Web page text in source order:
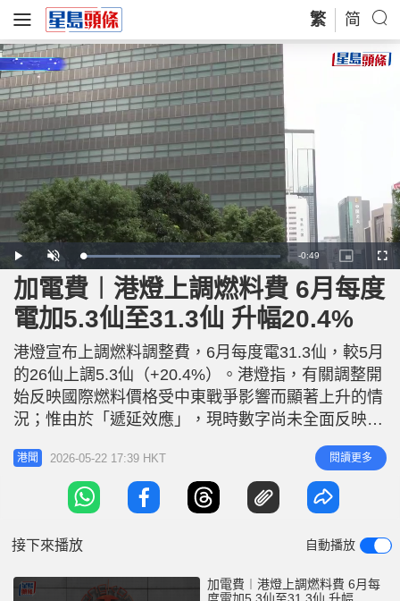
繁 简
P
l
a
y
U
n
m
u
t
L
o
a
d
e
d
:
5
9
7
3
%
R
e
m
n
i
e
-0:49
P
i
c
t
u
e
-
-
P
i
c
t
u
r
e
F
u
l
l
s
加電費︱港燈上調燃料費 6月每度
電加5.3仙至31.3仙 升幅20.4%
港燈宣布上調燃料調整費，6月每度電31.3仙，較5月
的26仙上調5.3仙（+20.4%）。港燈指，有關調整開
始反映國際燃料價格受中東戰爭影響而顯著上升的情
況；惟由於「遞延效應」，現時數字尚未全面反映燃
料成本的變動，未來數月的燃料調整費仍會繼續攀
升。 每月燃料調整費按既定機制，根據過去3個月的
平均實際燃料成本計算。換言之，6月的燃料調整費
是按今年2月、3月及4月的平均燃料成本釐定。 港
港聞 2026-05-22 17:39 HKT 閱讀更多
接下來播放 自動播放
加電費︱港燈上調燃料費 6月每